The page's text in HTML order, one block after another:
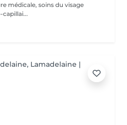
médicale, soins du visage